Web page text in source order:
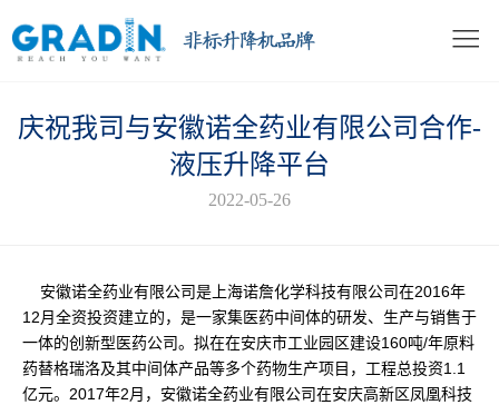
庆祝我司与安徽诺全药业有限公司合作-
液压升降平台
2022-05-26
安徽诺全药业有限公司是上海诺詹化学科技有限公司在2016年
12月全资投资建立的，是一家集医药中间体的研发、生产与销售于
一体的创新型医药公司。拟在在安庆市工业园区建设160吨/年原料
药替格瑞洛及其中间体产品等多个药物生产项目，工程总投资1.1
亿元。2017年2月，安徽诺全药业有限公司在安庆高新区凤凰科技